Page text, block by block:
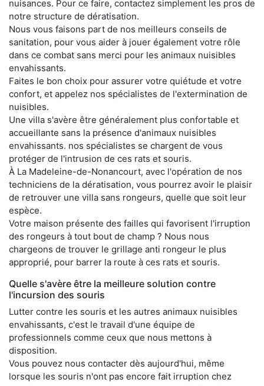
nuisances. Pour ce faire, contactez simplement les pros de
notre structure de dératisation.
Nous vous faisons part de nos meilleurs conseils de
sanitation, pour vous aider à jouer également votre rôle
dans ce combat sans merci pour les animaux nuisibles
envahissants.
Faites le bon choix pour assurer votre quiétude et votre
confort, et appelez nos spécialistes de l'extermination de
nuisibles.
Une villa s'avère être généralement plus confortable et
accueillante sans la présence d'animaux nuisibles
envahissants. nos spécialistes se chargent de vous
protéger de l'intrusion de ces rats et souris.
À La Madeleine-de-Nonancourt, avec l'opération de nos
techniciens de la dératisation, vous pourrez avoir le plaisir
de retrouver une villa sans rongeurs, quelle que soit leur
espèce.
Votre maison présente des failles qui favorisent l'irruption
des rongeurs à tout bout de champ ? Nous nous
chargeons de trouver le grillage anti rongeur le plus
approprié, pour barrer la route à ces rats et souris.
Quelle s'avère être la meilleure solution contre
l'incursion des souris
Lutter contre les souris et les autres animaux nuisibles
envahissants, c'est le travail d'une équipe de
professionnels comme ceux que nous mettons à
disposition.
Vous pouvez nous contacter dès aujourd'hui, même
lorsque les souris n'ont pas encore fait irruption chez